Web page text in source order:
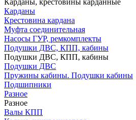
Карданы, крестовины карданные
Карданы
Крестовина кардана
Муфта соединительная
Насосы ГУР, ремкомплекты
Подушки ДВС, КПП, кабины
Подушки ДВС, КПП, кабины
Подушки ДВС
Пружины кабины. Подушки кабины
Подшипники
Разное
Разное
Валы КПП